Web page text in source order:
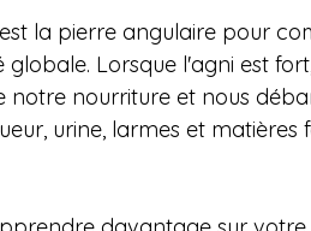
la pierre angulaire pour
globale. Lorsque l'agni est
notre nourriture et nous
urine, larmes et matières